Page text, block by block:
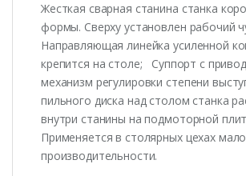
Жесткая сварная станина станка
формы. Сверху установлен рабочий
Направляющая линейка усиленной
крепится на столе; Суппорт с
механизм регулировки степени
пильного диска над столом станка
внутри станины на подмоторной
Применяется в столярных цехах
производительности.